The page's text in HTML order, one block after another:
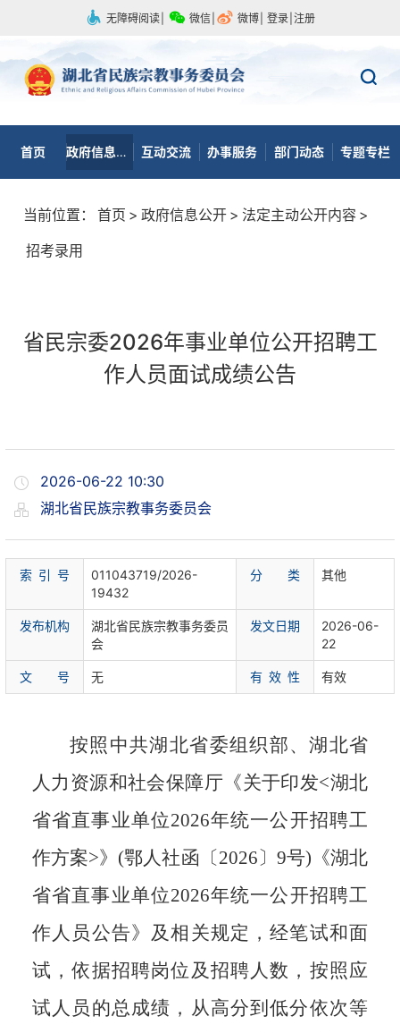
无障碍阅读 微信 微博 登录 注册
首页 政府信息公开 互动交流 办事服务 部门动态 专题专栏
当前位置： 首页 > 政府信息公开 > 法定主动公开内容 >
招考录用
省民宗委2026年事业单位公开招聘工
作人员面试成绩公告
2026-06-22 10:30
湖北省民族宗教事务委员会
索 引 号
011043719/2026-
19432
分 类 其他
发布机构
湖北省民族宗教事务委员
会
发文日期
2026-06-
22
文 号 无 有 效 性 有效
按照中共湖北省委组织部、湖北省
人力资源和社会保障厅《关于印发<湖北
省省直事业单位2026年统一公开招聘工
作方案>》 (鄂人社函〔2026〕 9号) 《湖北
省省直事业单位2026年统一公开招聘工
作人员公告》及相关规定，经笔试和面
试，依据招聘岗位及招聘人数，按照应
试人员的总成绩，从高分到低分依次等